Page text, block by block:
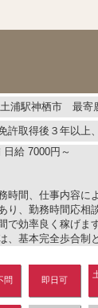
浦駅神栖市 最寄
許取得後３年以上
日給 7000円～
時間、仕事内容に
り、勤務時間応相
で効率良く稼げま
、基本完全歩合制
問 即日可